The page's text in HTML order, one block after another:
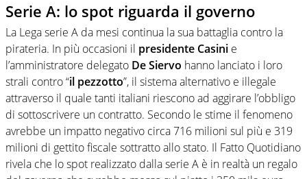
Serie A: lo spot riguarda il governo
La Lega serie A da mesi continua la sua battaglia contro la
pirateria. In più occasioni il presidente Casini e
l’amministratore delegato De Siervo hanno lanciato i loro
strali contro “il pezzotto”, il sistema alternativo e illegale
attraverso il quale tanti italiani riescono ad aggirare l’obbligo
di sottoscrivere un contratto. Secondo le stime il fenomeno
avrebbe un impatto negativo circa 716 milioni sul più e 319
milioni di gettito fiscale sottratto allo stato. Il Fatto Quotidiano
rivela che lo spot realizzato dalla serie A è in realtà un regalo